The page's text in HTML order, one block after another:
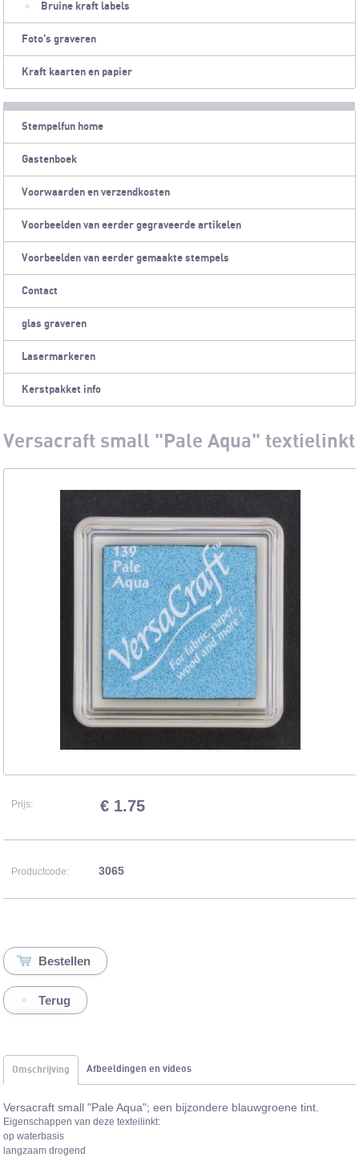
Bruine kraft labels
Foto's graveren
Kraft kaarten en papier
Stempelfun home
Gastenboek
Voorwaarden en verzendkosten
Voorbeelden van eerder gegraveerde artikelen
Voorbeelden van eerder gemaakte stempels
Contact
glas graveren
Lasermarkeren
Kerstpakket info
Versacraft small "Pale Aqua" textielinkt
Prijs: € 1.75
Productcode: 3065
Terug
Omschrijving Afbeeldingen en videos
Versacraft small "Pale Aqua"; een bijzondere blauwgroene tint.
Eigenschappen van deze texteilinkt:
op waterbasis
langzaam drogend